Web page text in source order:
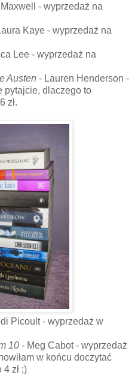
- wyprzedaż na
Kaye - wyprzedaż na
Lee - wyprzedaż na
Austen - Lauren Henderson -
pytajcie, dlaczego to
zł.
Picoult - wyprzedaż w
10 - Meg Cabot - wyprzedaż
w końcu doczytać
zł ;)